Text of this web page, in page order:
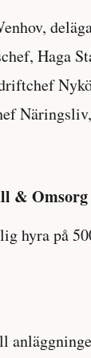
Haga
&
hyra på